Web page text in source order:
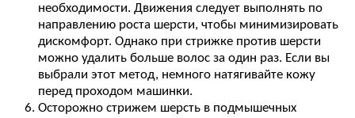
необходимости. Движения следует выполнять по
направлению роста шерсти, чтобы минимизировать
дискомфорт. Однако при стрижке против шерсти
можно удалить больше волос за один раз. Если вы
выбрали этот метод, немного натягивайте кожу
перед проходом машинки.
Осторожно стрижем шерсть в подмышечных